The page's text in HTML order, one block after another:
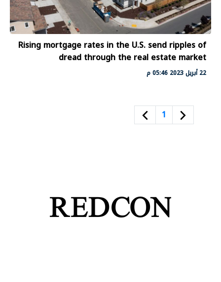
Rising mortgage rates in the U.S. send ripples of
dread through the real estate market
22 أبريل 2023 05:46 م
1